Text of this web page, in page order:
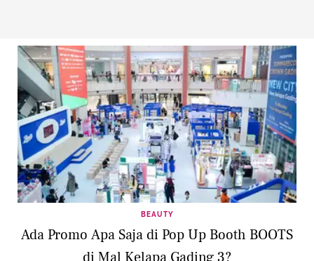
BEAUTY
Ada Promo Apa Saja di Pop Up Booth BOOTS